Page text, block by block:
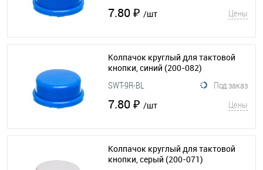
7.80 ₽ /шт Цены
Колпачок круглый для тактовой
кнопки, синий (200-082)
Под заказ
SWT-9R-BL
7.80 ₽ /шт Цены
Колпачок круглый для тактовой
кнопки, серый (200-071)